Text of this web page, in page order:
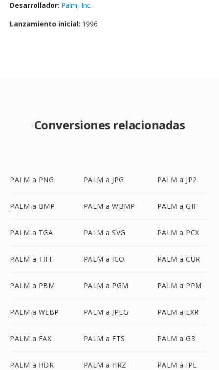
Desarrollador: Palm, Inc.
Lanzamiento inicial: 1996
Conversiones relacionadas
PALM a PNG PALM a JPG PALM a JP2
PALM a BMP PALM a WBMP PALM a GIF
PALM a TGA PALM a SVG PALM a PCX
PALM a TIFF PALM a ICO PALM a CUR
PALM a PBM PALM a PGM PALM a PPM
PALM a WEBP PALM a JPEG PALM a EXR
PALM a FAX PALM a FTS PALM a G3
PALM a HDR PALM a HRZ PALM a IPL